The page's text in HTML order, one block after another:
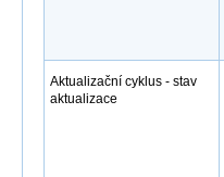
Aktualizační cyklus - stav
aktualizace